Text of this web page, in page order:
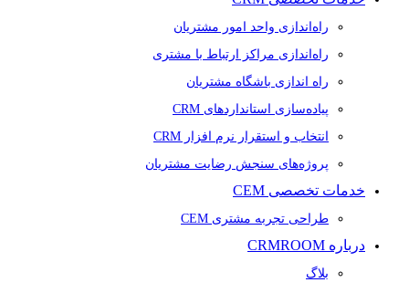
راه‌اندازی واحد امور مشتریان
راه‌اندازی مراکز ارتباط با مشتری
راه اندازی باشگاه مشتریان
پیاده‌سازی استانداردهای CRM
انتخاب و استقرار نرم افزار CRM
پروژه‌های سنجش رضایت مشتریان
خدمات تخصصی CEM
طراحی تجربه مشتری CEM
درباره CRMROOM
بلاگ